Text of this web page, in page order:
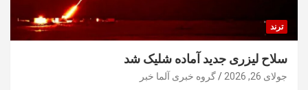
ترند
سلاح لیزری جدید آماده شلیک شد
جولای 26, 2026 گروه خبری آلما خبر